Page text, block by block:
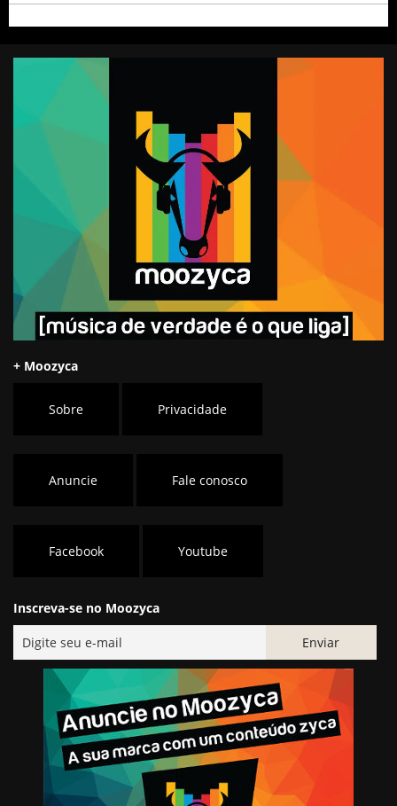
+ Moozyca
Sobre Privacidade
Anuncie Fale conosco
Facebook Youtube
Inscreva-se no Moozyca